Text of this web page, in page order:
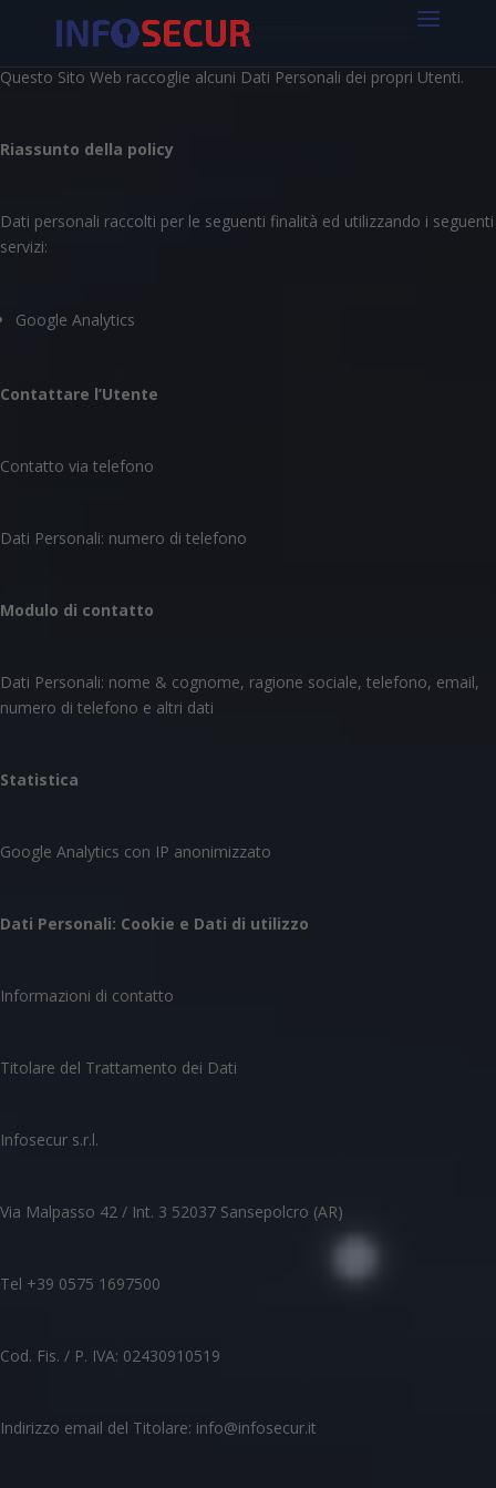
Questo Sito Web raccoglie alcuni Dati Personali dei propri Utenti.
Riassunto della policy
Dati personali raccolti per le seguenti finalità ed utilizzando i seguenti
servizi:
Google Analytics
Contattare l’Utente
Contatto via telefono
Dati Personali: numero di telefono
Modulo di contatto
Dati Personali: nome & cognome, ragione sociale, telefono, email,
numero di telefono e altri dati
Statistica
Google Analytics con IP anonimizzato
Dati Personali: Cookie e Dati di utilizzo
Informazioni di contatto
Titolare del Trattamento dei Dati
Infosecur s.r.l.
Via Malpasso 42 / Int. 3 52037 Sansepolcro (AR)
Tel +39 0575 1697500
Cod. Fis. / P. IVA: 02430910519
Indirizzo email del Titolare: info@infosecur.it